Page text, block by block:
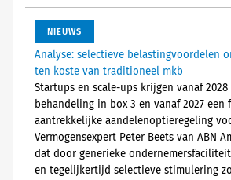
NIEUWS
Analyse: selectieve belastingvoordelen
ten koste van traditioneel mkb
Startups en scale-ups krijgen vanaf
behandeling in box 3 en vanaf 2027 een
aantrekkelijke aandelenoptieregeling
Vermogensexpert Peter Beets van ABN
dat door generieke
en tegelijkertijd selectieve stimulering